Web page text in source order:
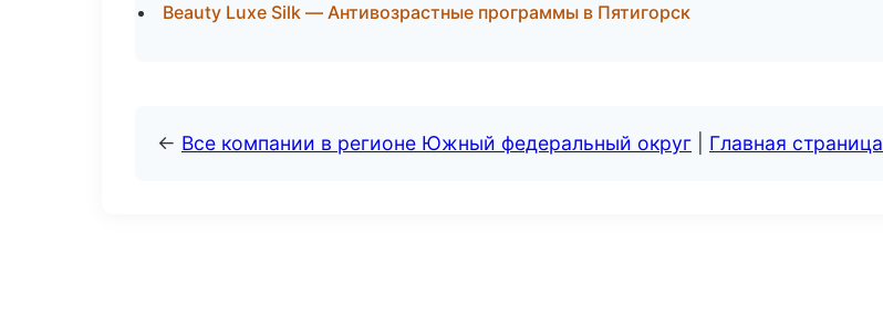
Beauty Luxe Silk — Антивозрастные программы в Пятигорск
← Все компании в регионе Южный федеральный округ Главная страница